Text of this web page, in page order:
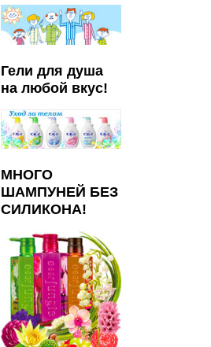
Гели для душа
на любой вкус!
МНОГО
ШАМПУНЕЙ БЕЗ
СИЛИКОНА!